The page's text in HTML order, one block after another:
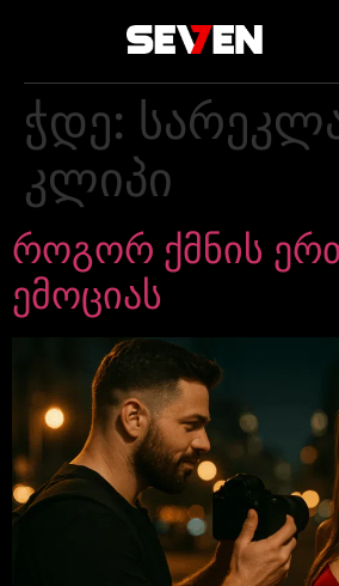
ჭდე:
კლიპი
როგორ ქმნის
ემოციას